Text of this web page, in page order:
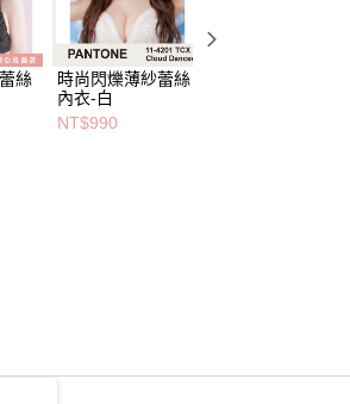
絲
時尚閃爍薄紗蕾絲
內衣-白
NT$990